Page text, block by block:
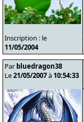
Inscription : le
11/05/2004
Par bluedragon38
Le21/05/2007à 10:54:33